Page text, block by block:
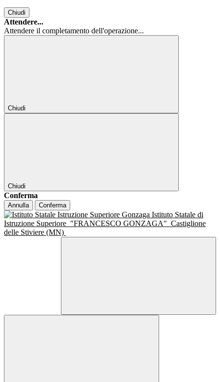
Chiudi
Attendere...
Attendere il completamento dell'operazione...
Chiudi
Chiudi
Conferma
Annulla Conferma
Istituto Statale di
Istruzione Superiore "FRANCESCO GONZAGA" Castiglione
delle Stiviere (MN)